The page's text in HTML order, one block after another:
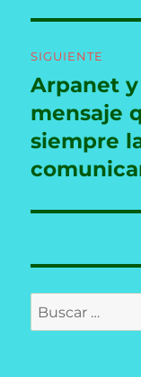
SIGUIENTE
Entrada
siguiente:
Arpanet
mensaje
siempre
Buscar
por: